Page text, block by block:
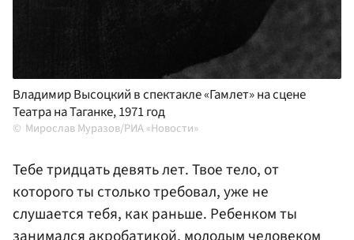
Владимир Высоцкий в спектакле «Гамлет» на сцене
Театра на Таганке, 1971 год
Мирослав Муразов/РИА «Новости»
Тебе тридцать девять лет. Твое тело, от
которого ты столько требовал, уже не
слушается тебя, как раньше. Ребенком ты